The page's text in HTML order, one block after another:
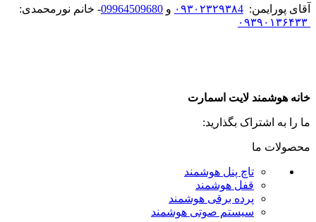
آقای پورایمن: ۰۹۳۰۲۳۲۹۳۸4 و 09964509680- خانم نورمحمدی:
خانه هوشمند لایت اسمارت
ما را به اشتراک بگذارید:
محصولات ما
تاچ پنل هوشمند
قفل هوشمند
پرده برقی هوشمند
سیستم صوتی هوشمند